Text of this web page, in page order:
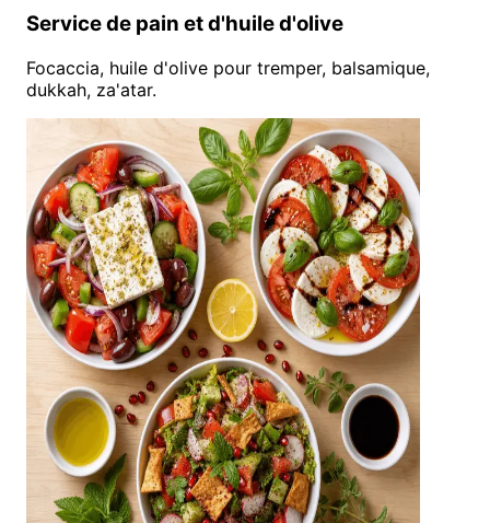
Service de pain et d'huile d'olive
Focaccia, huile d'olive pour tremper, balsamique,
dukkah, za'atar.